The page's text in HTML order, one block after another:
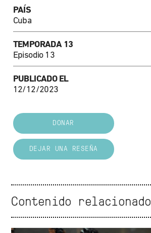
PAÍS
Cuba
TEMPORADA 13
Episodio 13
PUBLICADO EL
12/12/2023
DONAR
DEJAR UNA RESEÑA
Contenido relacionado